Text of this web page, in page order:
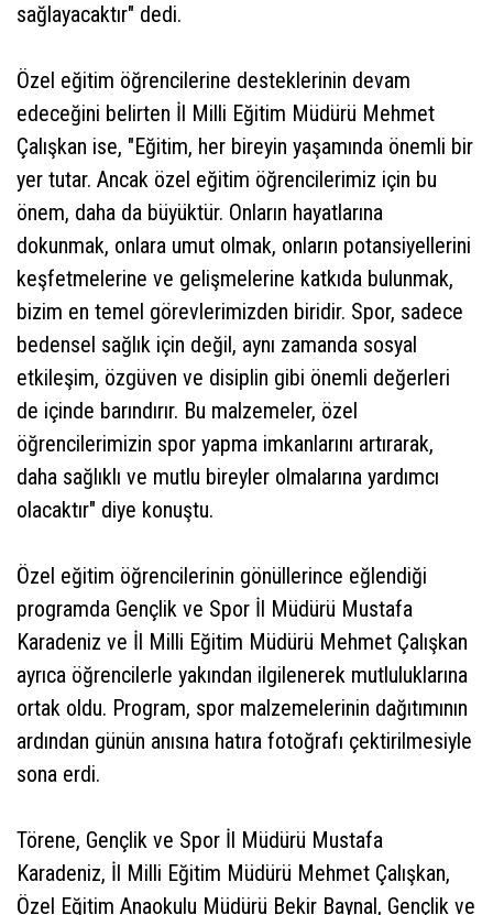
sağlayacaktır" dedi.
Özel eğitim öğrencilerine desteklerinin devam
edeceğini belirten İl Milli Eğitim Müdürü Mehmet
Çalışkan ise, "Eğitim, her bireyin yaşamında önemli bir
yer tutar. Ancak özel eğitim öğrencilerimiz için bu
önem, daha da büyüktür. Onların hayatlarına
dokunmak, onlara umut olmak, onların potansiyellerini
keşfetmelerine ve gelişmelerine katkıda bulunmak,
bizim en temel görevlerimizden biridir. Spor, sadece
bedensel sağlık için değil, aynı zamanda sosyal
etkileşim, özgüven ve disiplin gibi önemli değerleri
de içinde barındırır. Bu malzemeler, özel
öğrencilerimizin spor yapma imkanlarını artırarak,
daha sağlıklı ve mutlu bireyler olmalarına yardımcı
olacaktır" diye konuştu.
Özel eğitim öğrencilerinin gönüllerince eğlendiği
programda Gençlik ve Spor İl Müdürü Mustafa
Karadeniz ve İl Milli Eğitim Müdürü Mehmet Çalışkan
ayrıca öğrencilerle yakından ilgilenerek mutluluklarına
ortak oldu. Program, spor malzemelerinin dağıtımının
ardından günün anısına hatıra fotoğrafı çektirilmesiyle
sona erdi.
Törene, Gençlik ve Spor İl Müdürü Mustafa
Karadeniz, İl Milli Eğitim Müdürü Mehmet Çalışkan,
Özel Eğitim Anaokulu Müdürü Bekir Baynal, Gençlik ve